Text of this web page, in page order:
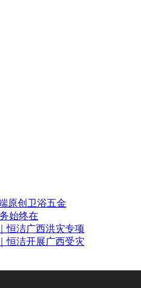
原创卫浴五金
始终在
恒洁广西洪灾专项
恒洁开展广西受灾